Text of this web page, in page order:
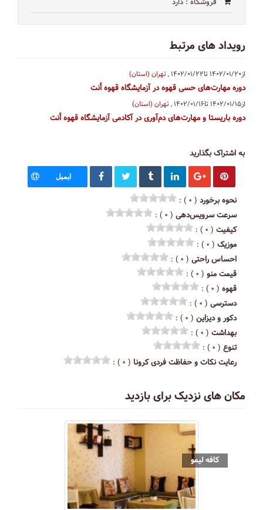
رویداد های مرتبط
از۱۴۰۲/۰۱/۲۰ تا۱۴۰۲/۰۱/۲۲ ,تهران (استان)
دوره مهارت‌های حسی قهوه در آزمایشگاه قهوه أنت
از۱۴۰۲/۰۱/۱۵ تا۱۴۰۲/۰۱/۱۶ ,تهران (استان)
دوره باریستا و مهارت‌های دم‌آوری در آکادمی ‏‎آزمایشگاه قهوه أنت
به اشتراک بگذارید
ایمیل
نحوه برخورد ( ۰ ) :
سرعت سرویس‌دهی ( ۰ ) :
کیفیت ( ۰ ) :
موزیک ( ۰ ) :
احساس راحتی ( ۰ ) :
قیمت منو ( ۰ ) :
قهوه ( ۰ ) :
دسترسی ( ۰ ) :
دکور و دیزاین ( ۰ ) :
بهداشت ( ۰ ) :
تنوع ( ۰ ) :
رعایت نکات و حفاظت فردی کرونا ( ۰ ) :
مکان های نزدیک برای بازدید
کافه لیمو